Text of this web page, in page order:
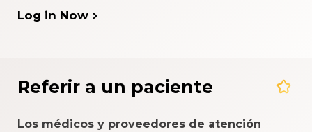
Log in Now
Referir a un paciente
Los médicos y proveedores de atención